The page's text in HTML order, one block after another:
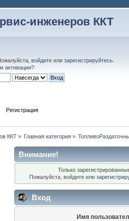
инженеров ККТ
войдитеили зарегистрируйтесь.
активации?
Регистрация
ККТ» Главная категория »
Внимание!
Только
Пожалуйста, войдите или
Вход
Имя